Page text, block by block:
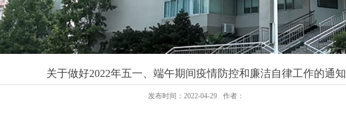
关于做好2022年五一、端午期间疫情防控和廉洁自律工作的通知
发布时间：2022-04-29 作者：